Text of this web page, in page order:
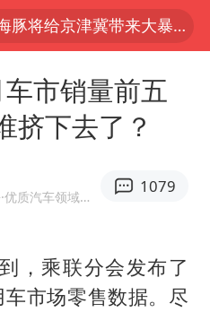
白海豚将给京津冀带来大暴雨
年小学教师减少13.19万
以军士兵把枪口对准中国记者
上门女婿出轨女邻居多年被判重婚罪
市销量前五
挤下去了？
·优质汽车领域创作者
1079
，乘联分会发布了
市场零售数据。尽